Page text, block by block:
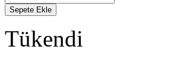
Sepete Ekle
Tükendi